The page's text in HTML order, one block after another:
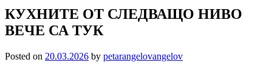
КУХНИТЕ ОТ СЛЕДВАЩО НИВО
ВЕЧЕ СА ТУК
Posted on 20.03.2026 by petarangelovangelov